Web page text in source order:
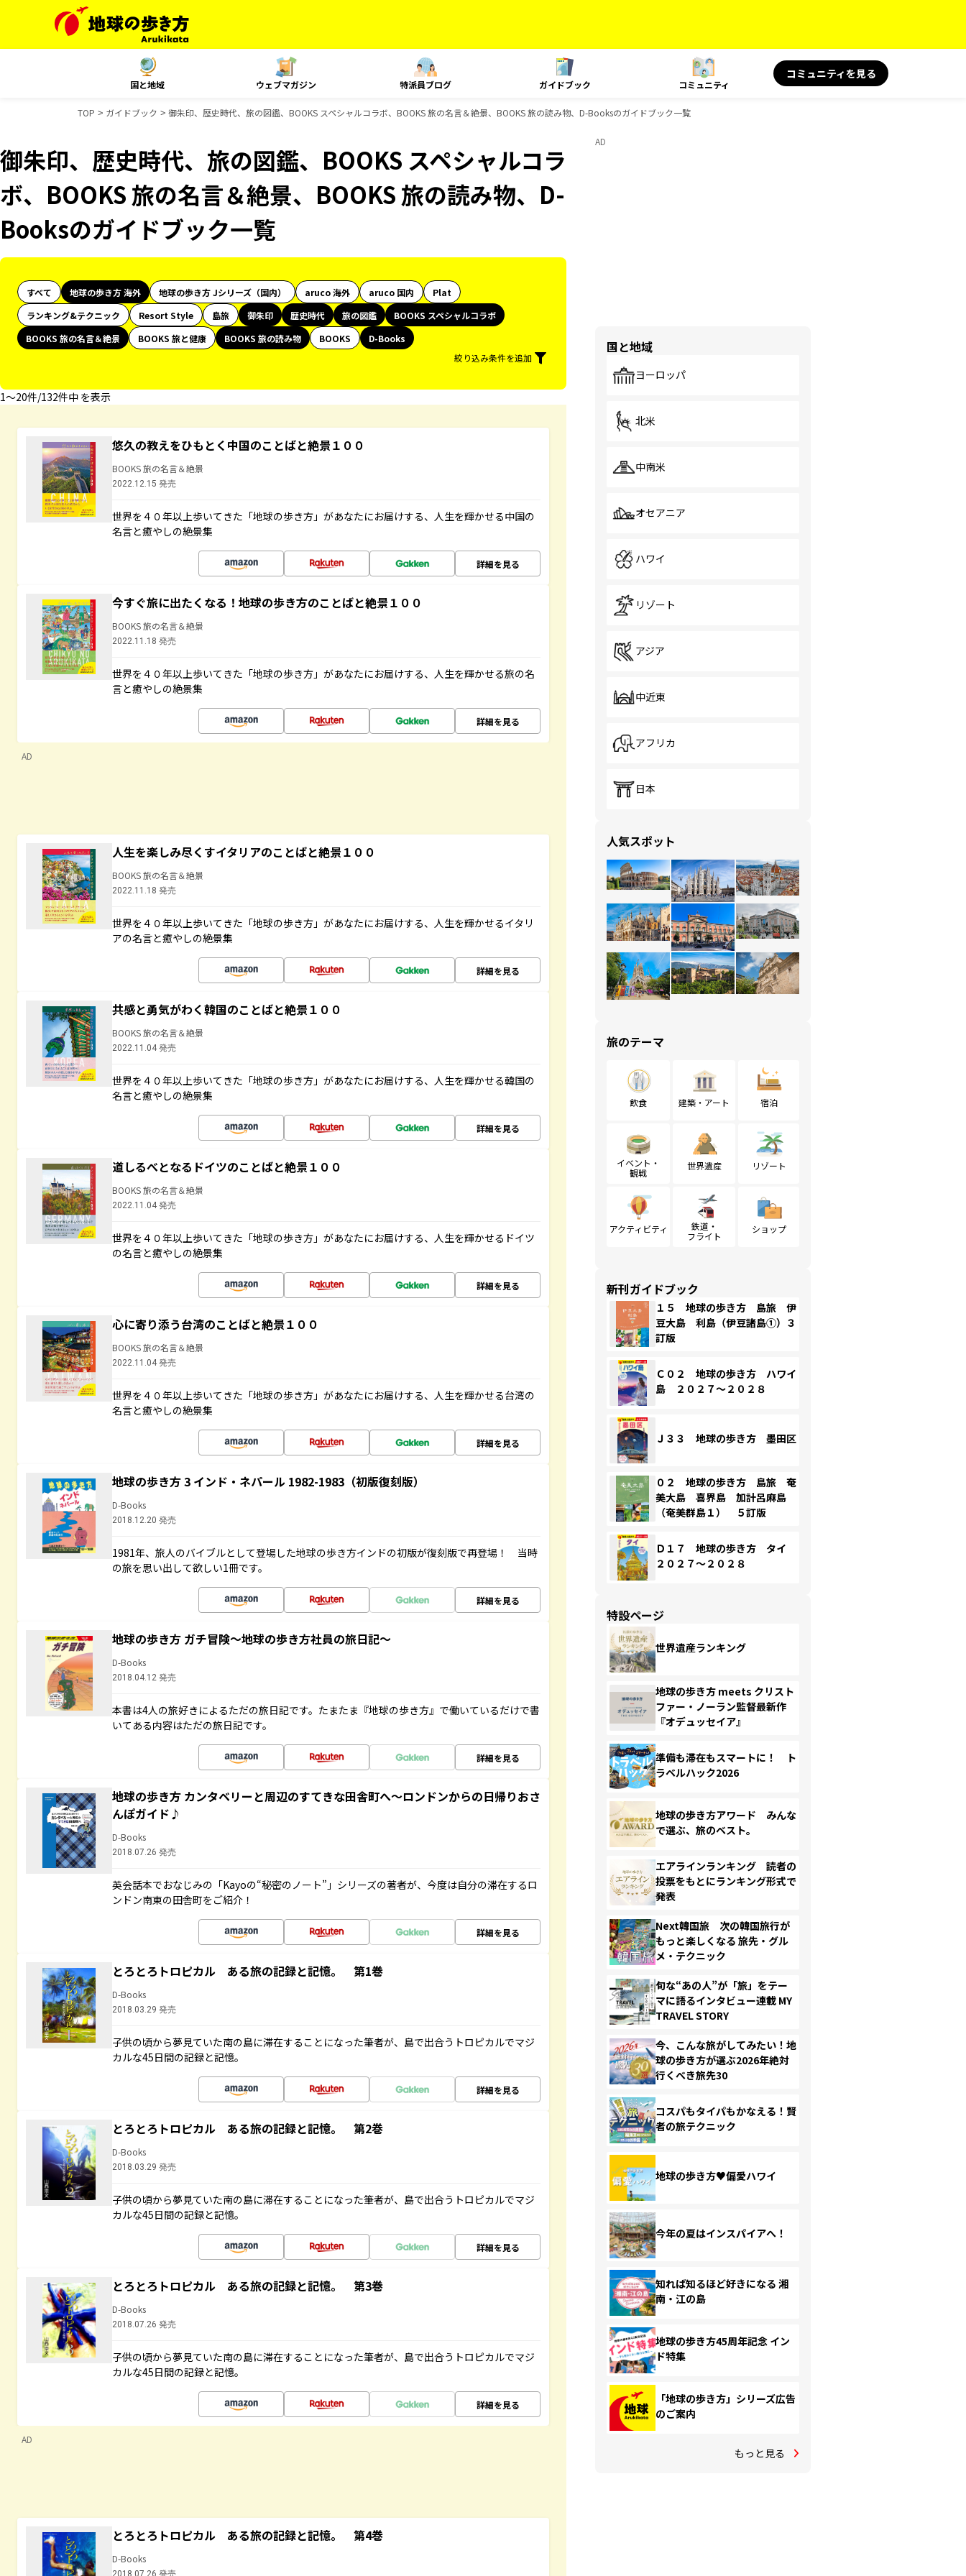
国と地域 ウェブマガジン 特派員ブログ ガイドブック コミュニティ
コミュニティを見る
TOP ガイドブック 御朱印、歴史時代、旅の図鑑、BOOKS スペシャルコラボ、BOOKS 旅の名言＆絶景、BOOKS 旅の読み物、D-Booksのガイドブック一覧
御朱印、歴史時代、旅の図鑑、BOOKS スペシャルコラ
ボ、BOOKS 旅の名言＆絶景、BOOKS 旅の読み物、D-
Booksのガイドブック一覧
すべて 地球の歩き方 海外 地球の歩き方 Jシリーズ（国内） aruco 海外 aruco 国内
Plat
ランキング&テクニック
Resort Style 島旅 御朱印 歴史時代 旅の図鑑
BOOKS スペシャルコラボ
BOOKS 旅の名言＆絶景
BOOKS 旅と健康 BOOKS 旅の読み物 BOOKS
D-Books
絞り込み条件を追加
1〜20件/132件中 を表示
悠久の教えをひもとく中国のことばと絶景１００
BOOKS 旅の名言＆絶景
2022.12.15 発売
世界を４０年以上歩いてきた「地球の歩き方」があなたにお届けする、人生を輝かせる中国の
名言と癒やしの絶景集
詳細を見る
今すぐ旅に出たくなる！地球の歩き方のことばと絶景１００
BOOKS 旅の名言＆絶景
2022.11.18 発売
世界を４０年以上歩いてきた「地球の歩き方」があなたにお届けする、人生を輝かせる旅の名
言と癒やしの絶景集
詳細を見る
AD
人生を楽しみ尽くすイタリアのことばと絶景１００
BOOKS 旅の名言＆絶景
2022.11.18 発売
世界を４０年以上歩いてきた「地球の歩き方」があなたにお届けする、人生を輝かせるイタリ
アの名言と癒やしの絶景集
詳細を見る
共感と勇気がわく韓国のことばと絶景１００
BOOKS 旅の名言＆絶景
2022.11.04 発売
世界を４０年以上歩いてきた「地球の歩き方」があなたにお届けする、人生を輝かせる韓国の
名言と癒やしの絶景集
詳細を見る
道しるべとなるドイツのことばと絶景１００
BOOKS 旅の名言＆絶景
2022.11.04 発売
世界を４０年以上歩いてきた「地球の歩き方」があなたにお届けする、人生を輝かせるドイツ
の名言と癒やしの絶景集
詳細を見る
心に寄り添う台湾のことばと絶景１００
BOOKS 旅の名言＆絶景
2022.11.04 発売
世界を４０年以上歩いてきた「地球の歩き方」があなたにお届けする、人生を輝かせる台湾の
名言と癒やしの絶景集
詳細を見る
地球の歩き方 3 インド・ネパール 1982-1983（初版復刻版）
D-Books
2018.12.20 発売
1981年、旅人のバイブルとして登場した地球の歩き方インドの初版が復刻版で再登場！ 当時
の旅を思い出して欲しい1冊です。
詳細を見る
地球の歩き方 ガチ冒険～地球の歩き方社員の旅日記～
D-Books
2018.04.12 発売
本書は4人の旅好きによるただの旅日記です。たまたま『地球の歩き方』で働いているだけで書
いてある内容はただの旅日記です。
詳細を見る
地球の歩き方 カンタベリーと周辺のすてきな田舎町へ～ロンドンからの日帰りおさ
んぽガイド♪
D-Books
2018.07.26 発売
英会話本でおなじみの「Kayoの“秘密のノート”」シリーズの著者が、今度は自分の滞在するロ
ンドン南東の田舎町をご紹介！
詳細を見る
とろとろトロピカル ある旅の記録と記憶。 第1巻
D-Books
2018.03.29 発売
子供の頃から夢見ていた南の島に滞在することになった筆者が、島で出合うトロピカルでマジ
カルな45日間の記録と記憶。
詳細を見る
とろとろトロピカル ある旅の記録と記憶。 第2巻
D-Books
2018.03.29 発売
子供の頃から夢見ていた南の島に滞在することになった筆者が、島で出合うトロピカルでマジ
カルな45日間の記録と記憶。
詳細を見る
とろとろトロピカル ある旅の記録と記憶。 第3巻
D-Books
2018.07.26 発売
子供の頃から夢見ていた南の島に滞在することになった筆者が、島で出合うトロピカルでマジ
カルな45日間の記録と記憶。
詳細を見る
AD
とろとろトロピカル ある旅の記録と記憶。 第4巻
D-Books
2018.07.26 発売
AD
国と地域
ヨーロッパ
北米
中南米
オセアニア
ハワイ
リゾート
アジア
中近東
アフリカ
日本
人気スポット
旅のテーマ
飲食 建築・アート 宿泊
イベント・
観戦
世界遺産 リゾート
アクティビティ
鉄道・
フライト
ショップ
新刊ガイドブック
１５ 地球の歩き方 島旅 伊
豆大島 利島（伊豆諸島①）３
訂版
Ｃ０２ 地球の歩き方 ハワイ
島 ２０２７～２０２８
Ｊ３３ 地球の歩き方 墨田区
０２ 地球の歩き方 島旅 奄
美大島 喜界島 加計呂麻島
（奄美群島１） ５訂版
Ｄ１７ 地球の歩き方 タイ
２０２７～２０２８
特設ページ
世界遺産ランキング
地球の歩き方 meets クリスト
ファー・ノーラン監督最新作
『オデュッセイア』
準備も滞在もスマートに！ ト
ラベルハック2026
地球の歩き方アワード みんな
で選ぶ、旅のベスト。
エアラインランキング 読者の
投票をもとにランキング形式で
発表
Next韓国旅 次の韓国旅行が
もっと楽しくなる 旅先・グル
メ・テクニック
旬な“あの人”が「旅」をテー
マに語るインタビュー連載 MY
TRAVEL STORY
今、こんな旅がしてみたい！地
球の歩き方が選ぶ2026年絶対
行くべき旅先30
コスパもタイパもかなえる！賢
者の旅テクニック
地球の歩き方♥偏愛ハワイ
今年の夏はインスパイアへ！
知れば知るほど好きになる 湘
南・江の島
地球の歩き方45周年記念 イン
ド特集
「地球の歩き方」シリーズ広告
のご案内
もっと見る